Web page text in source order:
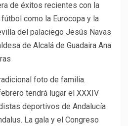
de éxitos recientes con la
como la Eurocopa y la
del palaciego Jesús Navas
de Alcalá de Guadaira Ana
foto de familia.
tendrá lugar el XXXIV
deportivos de Andalucía
La gala y el Congreso